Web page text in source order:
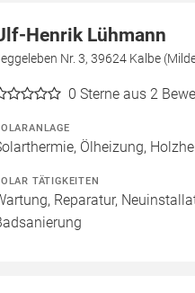
Henrik Lühmann
Nr. 3, 39624 Kalbe
0 Sterne aus 2
Ölheizung,
TÄTIGKEITEN
Reparatur,